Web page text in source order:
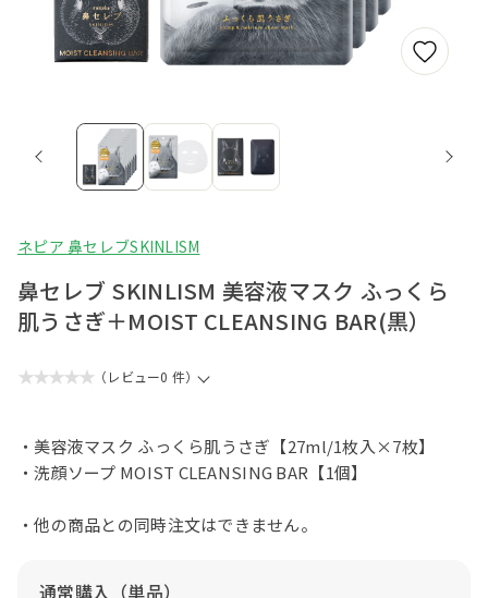
ネピア 鼻セレブSKINLISM
鼻セレブ SKINLISM 美容液マスク ふっくら
肌うさぎ＋MOIST CLEANSING BAR(黒）
★★★★★ （レビュー0 件）
・美容液マスク ふっくら肌うさぎ【27ml/1枚入×7枚】
・洗顔ソープ MOIST CLEANSING BAR【1個】
・他の商品との同時注文はできません。
通常購入（単品）